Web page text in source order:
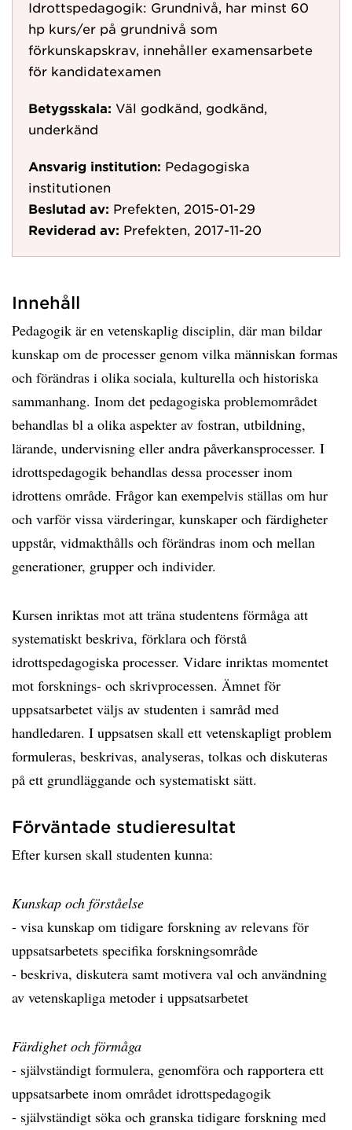
Idrottspedagogik: Grundnivå, har minst 60
hp kurs/er på grundnivå som
förkunskapskrav, innehåller examensarbete
för kandidatexamen
Betygsskala: Väl godkänd, godkänd,
underkänd
Ansvarig institution: Pedagogiska
institutionen
Beslutad av: Prefekten, 2015-01-29
Reviderad av: Prefekten, 2017-11-20
Innehåll
Pedagogik är en vetenskaplig disciplin, där man bildar
kunskap om de processer genom vilka människan formas
och förändras i olika sociala, kulturella och historiska
sammanhang. Inom det pedagogiska problemområdet
behandlas bl a olika aspekter av fostran, utbildning,
lärande, undervisning eller andra påverkansprocesser. I
idrottspedagogik behandlas dessa processer inom
idrottens område. Frågor kan exempelvis ställas om hur
och varför vissa värderingar, kunskaper och färdigheter
uppstår, vidmakthålls och förändras inom och mellan
generationer, grupper och individer.
Kursen inriktas mot att träna studentens förmåga att
systematiskt beskriva, förklara och förstå
idrottspedagogiska processer. Vidare inriktas momentet
mot forsknings- och skrivprocessen. Ämnet för
uppsatsarbetet väljs av studenten i samråd med
handledaren. I uppsatsen skall ett vetenskapligt problem
formuleras, beskrivas, analyseras, tolkas och diskuteras
på ett grundläggande och systematiskt sätt.
Förväntade studieresultat
Efter kursen skall studenten kunna:
Kunskap och förståelse
- visa kunskap om tidigare forskning av relevans för
uppsatsarbetets specifika forskningsområde
- beskriva, diskutera samt motivera val och användning
av vetenskapliga metoder i uppsatsarbetet
Färdighet och förmåga
- självständigt formulera, genomföra och rapportera ett
uppsatsarbete inom området idrottspedagogik
- självständigt söka och granska tidigare forskning med